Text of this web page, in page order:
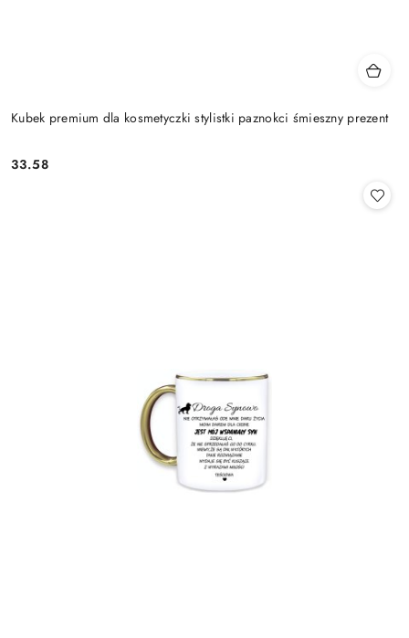
Kubek premium dla kosmetyczki stylistki paznokci śmieszny prezent
Cena:
33.58